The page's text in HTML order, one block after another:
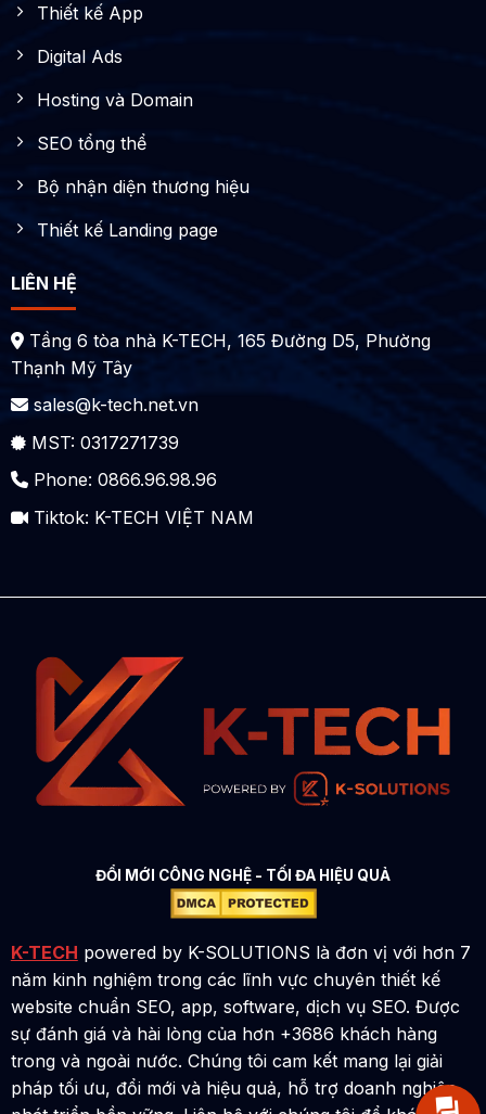
Thiết kế App
Digital Ads
Hosting và Domain
SEO tổng thể
Bộ nhận diện thương hiệu
Thiết kế Landing page
LIÊN HỆ
Tầng 6 tòa nhà K-TECH, 165 Đường D5, Phường
Thạnh Mỹ Tây
sales@k-tech.net.vn
MST: 0317271739
Phone: 0866.96.98.96
Tiktok: K-TECH VIỆT NAM
ĐỔI MỚI CÔNG NGHỆ - TỐI ĐA HIỆU QUẢ
K-TECH powered by K-SOLUTIONS là đơn vị với hơn 7
năm kinh nghiệm trong các lĩnh vực chuyên thiết kế
website chuẩn SEO, app, software, dịch vụ SEO. Được
sự đánh giá và hài lòng của hơn +3686 khách hàng
trong và ngoài nước. Chúng tôi cam kết mang lại giải
pháp tối ưu, đổi mới và hiệu quả, hỗ trợ doanh nghiệp